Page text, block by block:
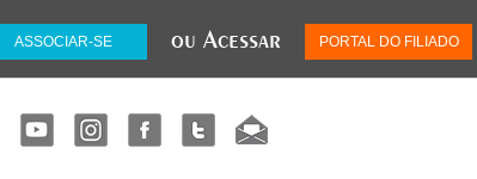
ASSOCIAR-SE ou Acessar PORTAL DO FILIADO